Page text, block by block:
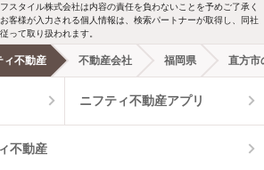
スタイル株式会社は内容の責任を負わないことを予めご了承く
客様が入力される個人情報は、検索パートナーが取得し、同社
って取り扱われます。
ィ不動産 不動産会社 福岡県 直方市
ニフティ不動産アプリ
不動産